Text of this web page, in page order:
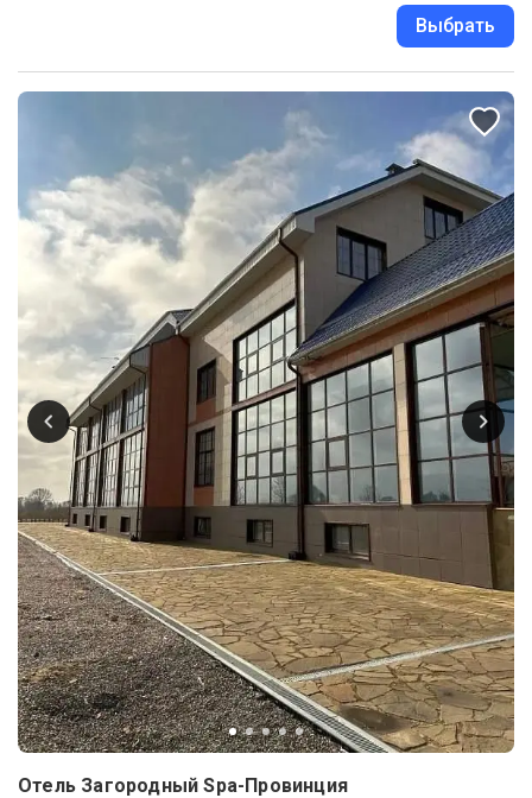
Выбрать
Отель Загородный Spa-Провинция